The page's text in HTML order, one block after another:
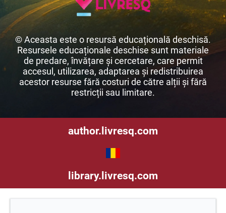
© Aceasta este o resursă educațională deschisă.
Resursele educaționale deschise sunt materiale
de predare, învățare și cercetare, care permit
accesul, utilizarea, adaptarea și redistribuirea
acestor resurse fără costuri de către alții și fără
restricții sau limitare.
author.livresq.com
library.livresq.com